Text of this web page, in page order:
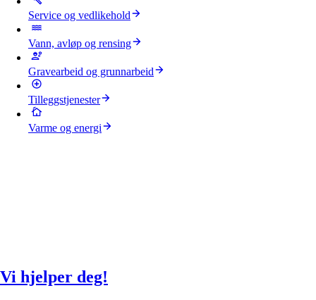
Service og vedlikehold
Vann, avløp og rensing
Gravearbeid og grunnarbeid
Tilleggstjenester
Varme og energi
Vi hjelper deg!